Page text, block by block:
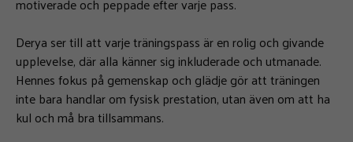
Derya ser till att varje träningspass är en rolig och givande
upplevelse, där alla känner sig inkluderade och utmanade.
Hennes fokus på gemenskap och glädje gör att träningen
inte bara handlar om fysisk prestation, utan även om att ha
kul och må bra tillsammans.